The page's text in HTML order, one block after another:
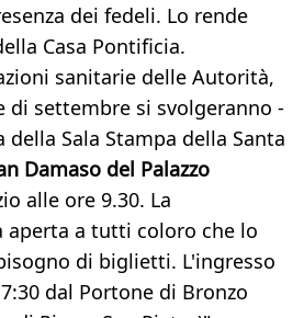
dei fedeli. Lo rende
Casa Pontificia.
sanitarie delle Autorità,
di settembre si svolgeranno -
Sala Stampa della Santa
Damaso del Palazzo
alle ore 9.30. La
aperta a tutti coloro che lo
di biglietti. L'ingresso
dal Portone di Bronzo